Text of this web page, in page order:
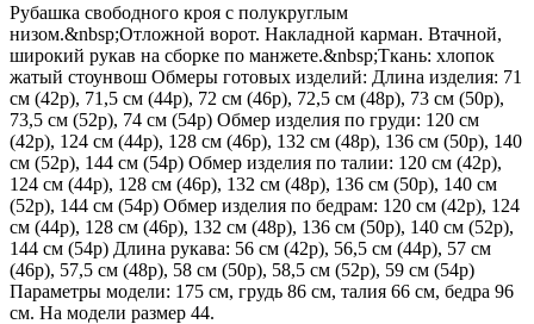
Рубашка свободного кроя с полукруглым
низом.&nbsp;Отложной ворот. Накладной карман. Втачной,
широкий рукав на сборке по манжете.&nbsp;Ткань: хлопок
жатый стоунвош Обмеры готовых изделий: Длина изделия: 71
см (42р), 71,5 см (44р), 72 см (46р), 72,5 см (48р), 73 см (50р),
73,5 см (52р), 74 см (54р) Обмер изделия по груди: 120 см
(42р), 124 см (44р), 128 см (46р), 132 см (48р), 136 см (50р), 140
см (52р), 144 см (54р) Обмер изделия по талии: 120 см (42р),
124 см (44р), 128 см (46р), 132 см (48р), 136 см (50р), 140 см
(52р), 144 см (54р) Обмер изделия по бедрам: 120 см (42р), 124
см (44р), 128 см (46р), 132 см (48р), 136 см (50р), 140 см (52р),
144 см (54р) Длина рукава: 56 см (42р), 56,5 см (44р), 57 см
(46р), 57,5 см (48р), 58 см (50р), 58,5 см (52р), 59 см (54р)
Параметры модели: 175 см, грудь 86 см, талия 66 см, бедра 96
см. На модели размер 44.